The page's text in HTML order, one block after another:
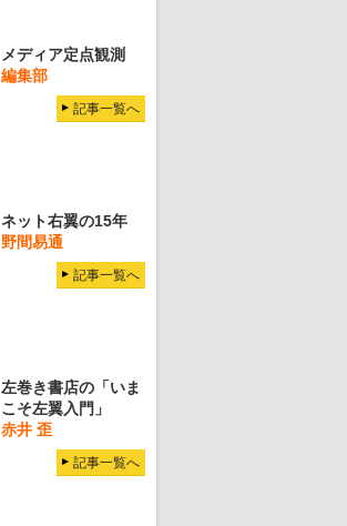
メディア定点観測
編集部
記事一覧へ
ネット右翼の15年
野間易通
記事一覧へ
左巻き書店の「いま
こそ左翼入門」
赤井 歪
記事一覧へ